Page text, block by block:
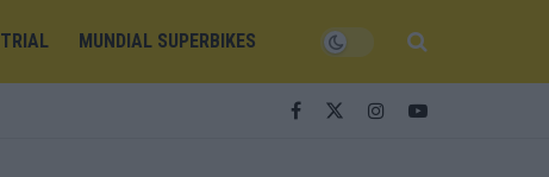
TRIAL MUNDIAL SUPERBIKES